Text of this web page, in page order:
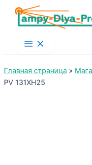
Main
Menu
Главная страница »
PV 131XH25